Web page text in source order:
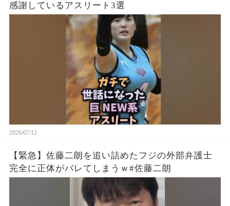
感謝しているアスリート3選
2026/07/12
【緊急】佐藤二朗を追い詰めたフジの外部弁護士
完全に正体がバレてしまうｗ#佐藤二朗